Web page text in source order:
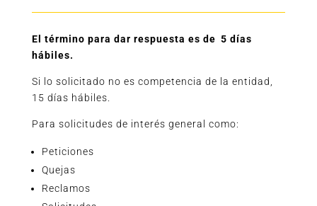
El término para dar respuesta es de 5 días
hábiles.
Si lo solicitado no es competencia de la entidad,
15 días hábiles.
Para solicitudes de interés general como:
Peticiones
Quejas
Reclamos